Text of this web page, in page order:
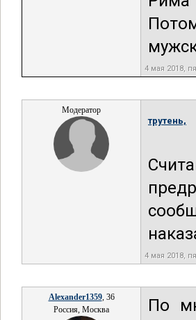
4 мая 2018,
Модератор
трутень,
4 мая 2018,
Alexander1359, 36
Россия, Москва
По